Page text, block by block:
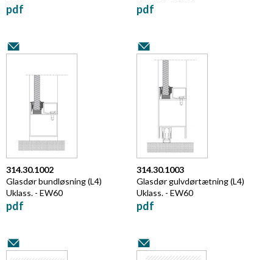
pdf pdf
314.30.1002
Glasdør bundløsning (L4)
Uklass. - EW60
pdf
314.30.1003
Glasdør gulvdørtætning (L4)
Uklass. - EW60
pdf